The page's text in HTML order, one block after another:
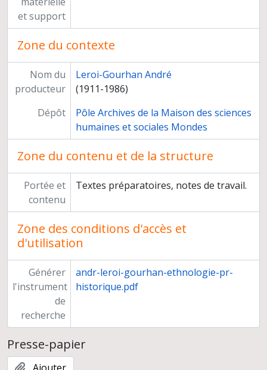
Documentation
Participation à des instances
Carrière
et support
Zone du contexte
Nom du
producteur
Leroi-Gourhan André
(1911-1986)
Dépôt
Pôle Archives de la Maison des sciences
humaines et sociales Mondes
Zone du contenu et de la structure
Portée et
contenu
Textes préparatoires, notes de travail.
Zone des conditions d'accès et
d'utilisation
Générer
l'instrument
de
recherche
andr-leroi-gourhan-ethnologie-pr-
historique.pdf
Presse-papier